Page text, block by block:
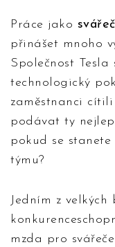
Práce jako svářeč
přinášet mnoho
Společnost Tesla
technologický
zaměstnanci
podávat ty
pokud se
týmu?
Jedním z velkých
mzda pro